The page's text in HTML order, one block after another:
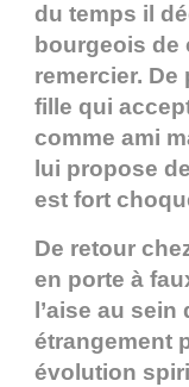
du temps il
bourgeois de
remercier. De
fille qui
comme ami
lui propose
est fort
De retour
en porte à
l’aise au
étrangement
évolution